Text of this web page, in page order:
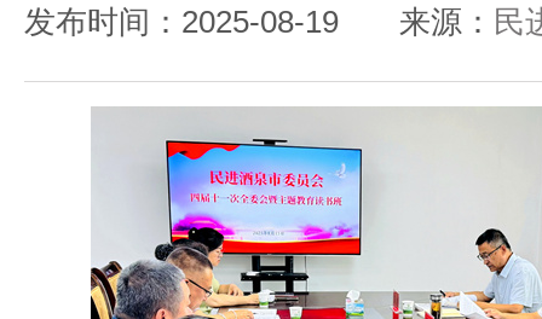
发布时间：2025-08-19 来源： 民